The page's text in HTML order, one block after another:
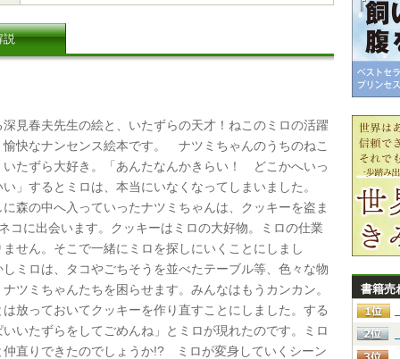
説
見春夫先生の絵と、いたずらの天才！ねこのミロの活躍
愉快なナンセンス絵本です。 ナツミちゃんのうちのねこ
いたずら大好き。「あんたなんかきらい！ どこかへいっ
い」するとミロは、本当にいなくなってしまいました。
森の中へ入っていったナツミちゃんは、クッキーを盗ま
コに出会います。クッキーはミロの大好物。ミロの仕業
せん。そこで一緒にミロを探しにいくことにしまし
ミロは、タコやごちそうを並べたテーブル等、色々な物
ツミちゃんたちを困らせます。みんなはもうカンカン。
放っておいてクッキーを作り直すことにしました。する
いたずらをしてごめんね」とミロが現れたのです。ミロ
仲直りできたのでしょうか!? ミロが変身していくシーン
書籍売